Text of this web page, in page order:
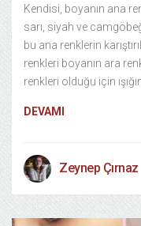
Kendisi, boyanın ana
sarı, siyah ve
bu ana renklerin
renkleri boyanın ara
renkleri olduğu için
DEVAMI
Zeynep Çırnaz